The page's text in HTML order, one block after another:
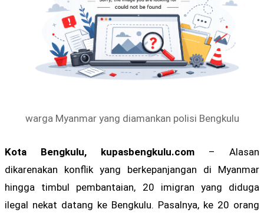
warga Myanmar yang diamankan polisi Bengkulu
Kota Bengkulu, kupasbengkulu.com – Alasan
dikarenakan konflik yang berkepanjangan di Myanmar
hingga timbul pembantaian, 20 imigran yang diduga
ilegal nekat datang ke Bengkulu. Pasalnya, ke 20 orang